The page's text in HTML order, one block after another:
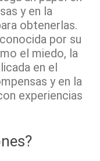
y en la
obtenerlas.
por su
el miedo, la
en el
y en la
experiencias